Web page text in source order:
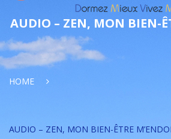
TESTEZ VOTRE SOMMEIL
AUDIO – ZEN, MON BIEN-
HOME
AUDIO – ZEN, MON BIEN-ÊTRE